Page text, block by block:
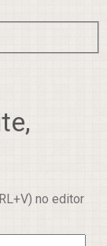
no editor